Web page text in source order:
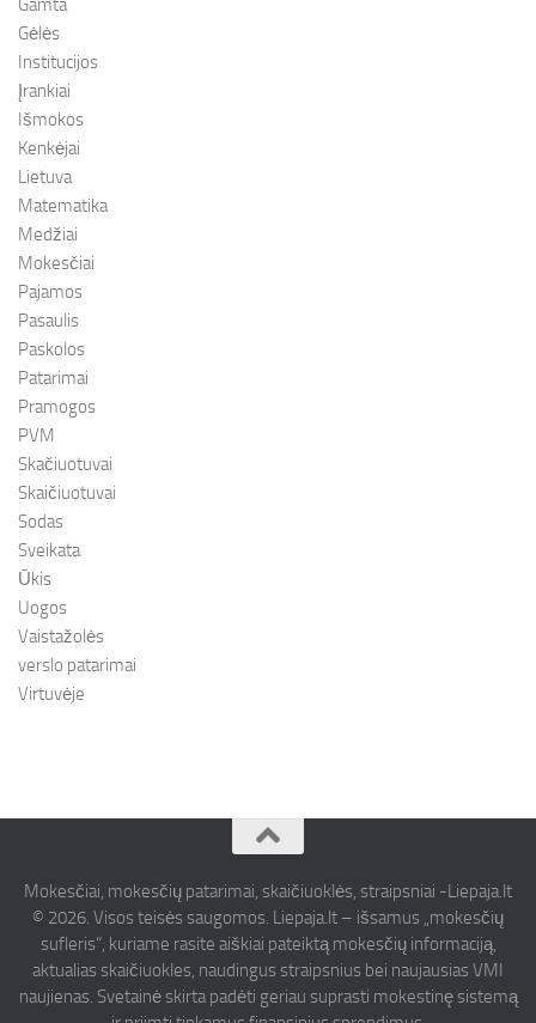
Gamta
Gėlės
Institucijos
Įrankiai
Išmokos
Kenkėjai
Lietuva
Matematika
Medžiai
Mokesčiai
Pajamos
Pasaulis
Paskolos
Patarimai
Pramogos
PVM
Skačiuotuvai
Skaičiuotuvai
Sodas
Sveikata
Ūkis
Uogos
Vaistažolės
verslo patarimai
Virtuvėje
Mokesčiai, mokesčių patarimai, skaičiuoklės, straipsniai -Liepaja.lt
© 2026. Visos teisės saugomos. Liepaja.lt – išsamus „mokesčių
sufleris“, kuriame rasite aiškiai pateiktą mokesčių informaciją,
aktualias skaičiuokles, naudingus straipsnius bei naujausias VMI
naujienas. Svetainė skirta padėti geriau suprasti mokestinę sistemą